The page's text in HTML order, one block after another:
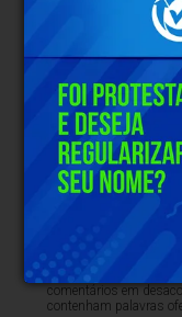
Minas Gerais,
culturalmente a
Clique aqui
* O conteúdo de cada
realizá-lo. Nos
comentários em
contenham palavras